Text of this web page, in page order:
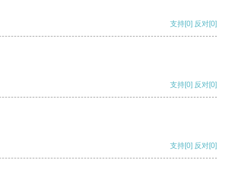
支持[0] 反对[0]
支持[0] 反对[0]
支持[0] 反对[0]